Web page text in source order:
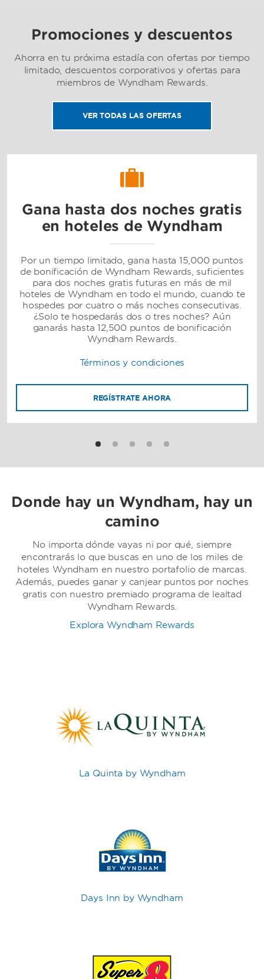
Promociones y descuentos
Ahorra en tu próxima estadía con ofertas por tiempo
limitado, descuentos corporativos y ofertas para
miembros de Wyndham Rewards.
VER TODAS LAS OFERTAS
Gana hasta dos noches gratis
en hoteles de Wyndham
Por un tiempo limitado, gana hasta 15,000 puntos
de bonificación de Wyndham Rewards, suficientes
para dos noches gratis futuras en más de mil
hoteles de Wyndham en todo el mundo, cuando te
hospedes por cuatro o más noches consecutivas.
¿Solo te hospedarás dos o tres noches? Aún
ganarás hasta 12,500 puntos de bonificación
Wyndham Rewards.
Términos y condiciones
REGÍSTRATE AHORA
Donde hay un Wyndham, hay un
camino
No importa dónde vayas ni por qué, siempre
encontrarás lo que buscas en uno de los miles de
hoteles Wyndham en nuestro portafolio de marcas.
Además, puedes ganar y canjear puntos por noches
gratis con nuestro premiado programa de lealtad
Wyndham Rewards.
Explora Wyndham Rewards
La Quinta by Wyndham
Days Inn by Wyndham